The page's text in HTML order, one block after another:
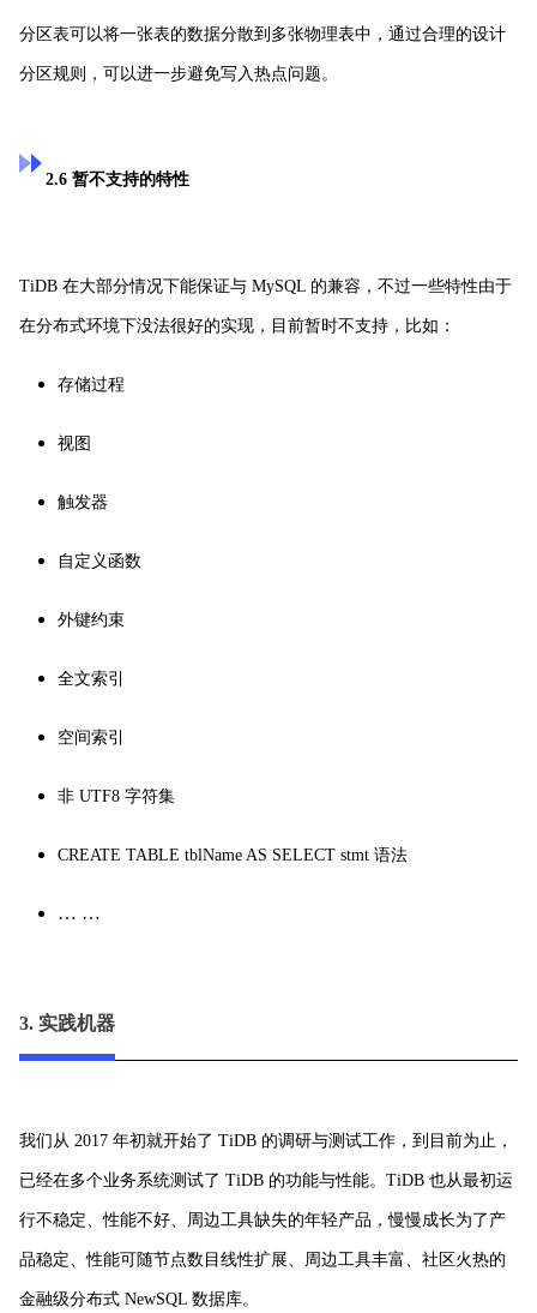
分区表可以将一张表的数据分散到多张物理表中，通过合理的设计
分区规则，可以进一步避免写入热点问题。
2.6 暂不支持的特性
TiDB 在大部分情况下能保证与 MySQL 的兼容，不过一些特性由于
在分布式环境下没法很好的实现，目前暂时不支持，比如：
存储过程
视图
触发器
自定义函数
外键约束
全文索引
空间索引
非 UTF8 字符集
CREATE TABLE tblName AS SELECT stmt 语法
… …
3. 实践机器
我们从 2017 年初就开始了 TiDB 的调研与测试工作，到目前为止，
已经在多个业务系统测试了 TiDB 的功能与性能。 TiDB 也从最初运
行不稳定、性能不好、周边工具缺失的年轻产品，慢慢成长为了产
品稳定、性能可随节点数目线性扩展、周边工具丰富、社区火热的
金融级分布式 NewSQL 数据库。